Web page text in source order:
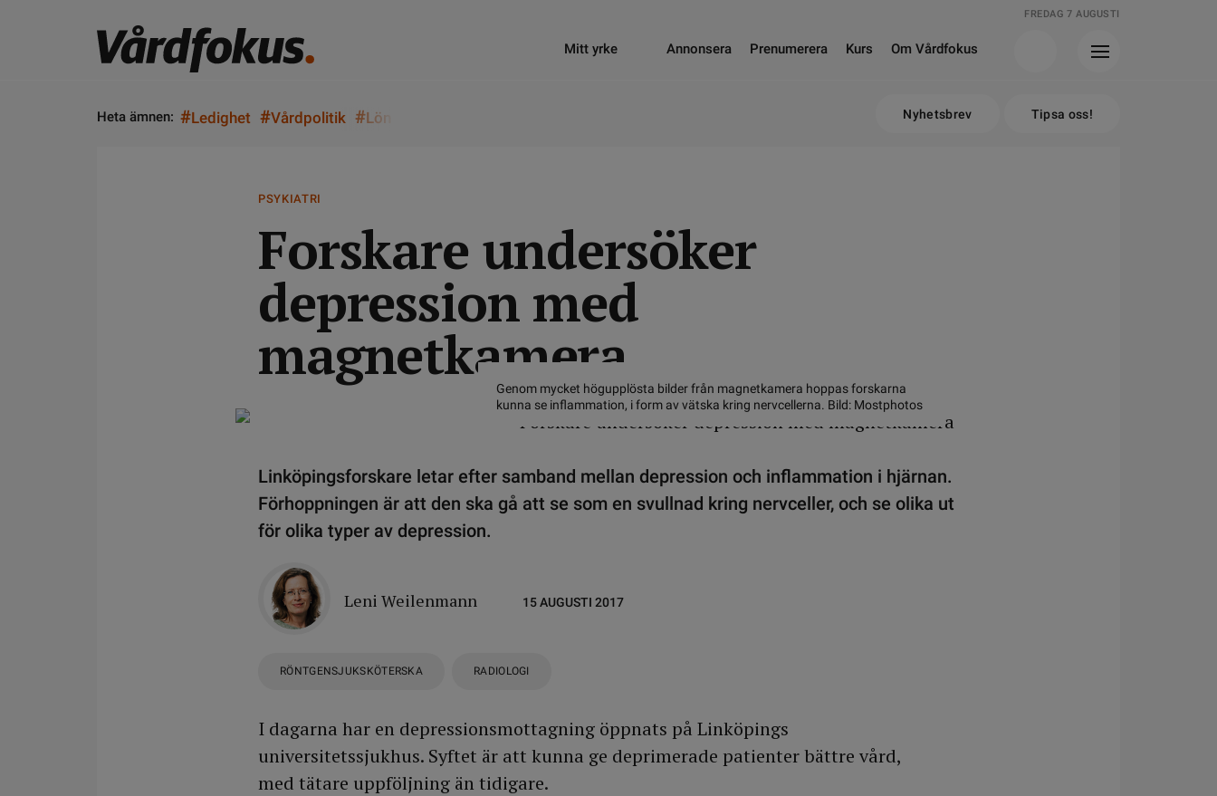
FREDAG 7 AUGUSTI
Mitt yrke Annonsera Prenumerera Kurs Om Vårdfokus
Heta ämnen: #Ledighet #Vårdpolitik #Lön Nyhetsbrev Tipsa oss!
PSYKIATRI
Forskare undersöker
depression med
magnetkameraGenom mycket högupplösta bilder från magnetkamera hoppas forskarna
kunna se inflammation, i form av vätska kring nervcellerna. Bild: Mostphotos
Linköpingsforskare letar efter samband mellan depression och inflammation i hjärnan.
Förhoppningen är att den ska gå att se som en svullnad kring nervceller, och se olika ut
för olika typer av depression.
Leni Weilenmann 15 AUGUSTI 2017
RÖNTGENSJUKSKÖTERSKA RADIOLOGI
I dagarna har en depressionsmottagning öppnats på Linköpings
universitetssjukhus. Syftet är att kunna ge deprimerade patienter bättre vård,
med tätare uppföljning än tidigare.